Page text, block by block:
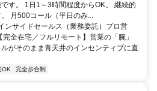
す。 1日1～3時間程度からOK。 継続的
月500コール（平日のみ...
ンサイドセールス（業務委託）プロ営
全在宅／フルリモート】営業の「腕」
がそのまま青天井のインセンティブに直
OK 完全歩合制